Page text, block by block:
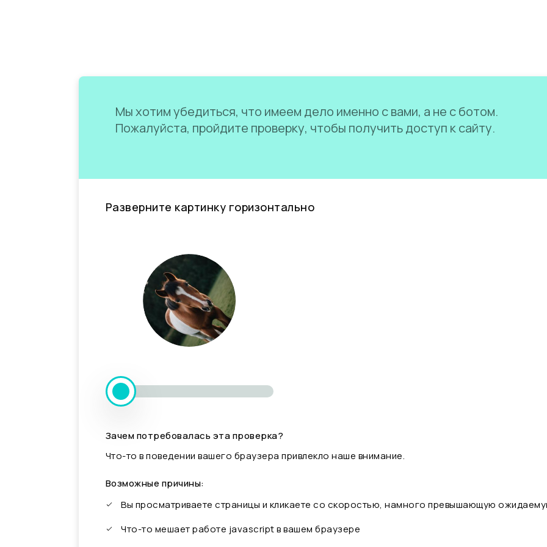
Мы хотим убедиться, что имеем дело именно с вами, а не с ботом.
Пожалуйста, пройдите проверку, чтобы получить доступ к сайту.
Разверните картинку горизонтально
Зачем потребовалась эта проверка?
Что-то в поведении вашего браузера привлекло наше внимание.
Возможные причины:
Вы просматриваете страницы и кликаете со скоростью, намного превышающую
Что-то мешает работе javascript в вашем браузере